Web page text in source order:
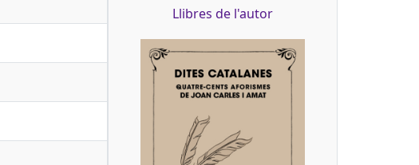
Llibres de l'autor